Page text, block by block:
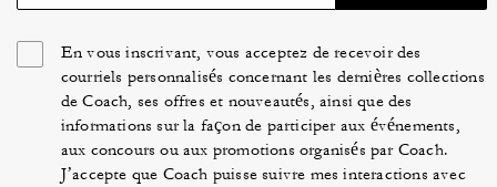
En vous inscrivant, vous acceptez de recevoir des
courriels personnalisés concernant les dernières collections
de Coach, ses offres et nouveautés, ainsi que des
informations sur la façon de participer aux événements,
aux concours ou aux promotions organisés par Coach.
J’accepte que Coach puisse suivre mes interactions avec